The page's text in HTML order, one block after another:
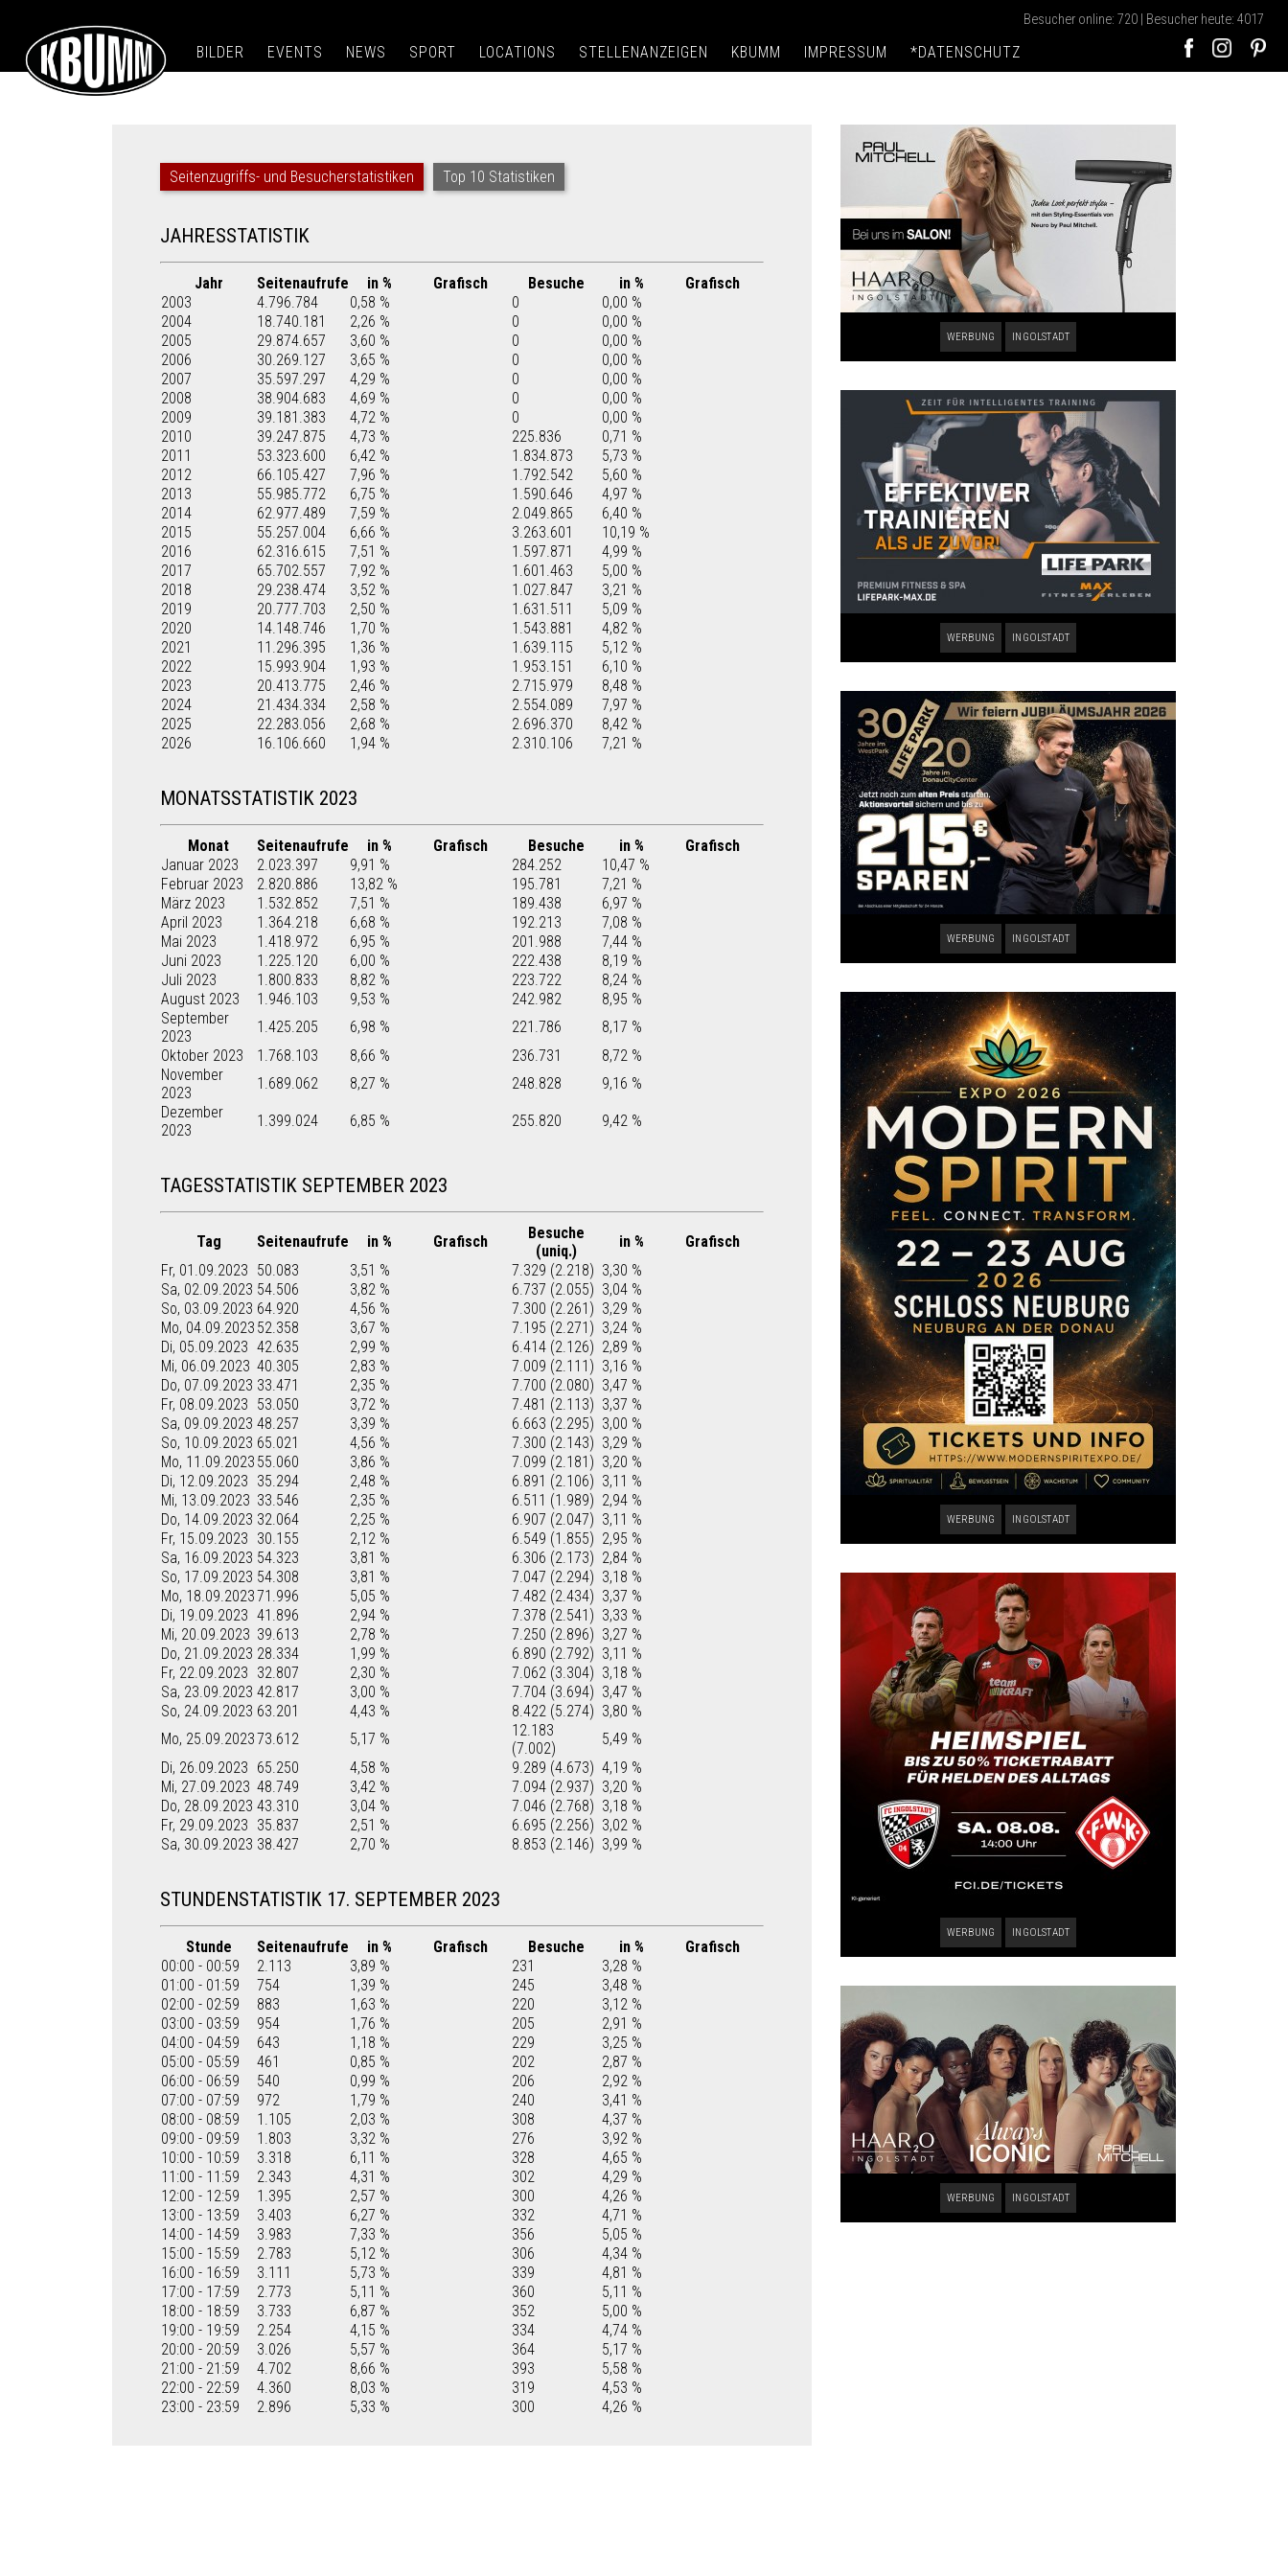
Besucher online: 720 | Besucher heute: 4017
BILDER EVENTS NEWS SPORT LOCATIONS STELLENANZEIGEN KBUMM IMPRESSUM *DATENSCHUTZ
Seitenzugriffs- und Besucherstatistiken Top 10 Statistiken
JAHRESSTATISTIK
Jahr Seitenaufrufe in % Grafisch Besuche in %
Grafisch
2003
4.796.784 0,58 % 0
0,00 %
2004
18.740.181 2,26 % 0
0,00 %
2005
29.874.657 3,60 % 0
0,00 %
2006
30.269.127 3,65 % 0
0,00 %
2007
35.597.297 4,29 % 0
0,00 %
2008
38.904.683 4,69 % 0
0,00 %
2009
39.181.383 4,72 % 0
0,00 %
2010
39.247.875 4,73 % 225.836
0,71 %
2011
53.323.600 6,42 % 1.834.873
5,73 %
2012
66.105.427 7,96 % 1.792.542
5,60 %
2013
55.985.772 6,75 % 1.590.646
4,97 %
2014
62.977.489 7,59 % 2.049.865
6,40 %
2015
55.257.004 6,66 % 3.263.601
10,19 %
2016
62.316.615 7,51 % 1.597.871
4,99 %
2017
65.702.557 7,92 % 1.601.463
5,00 %
2018
29.238.474 3,52 % 1.027.847
3,21 %
2019
20.777.703 2,50 % 1.631.511
5,09 %
2020
14.148.746 1,70 % 1.543.881
4,82 %
2021
11.296.395 1,36 % 1.639.115
5,12 %
2022
15.993.904 1,93 % 1.953.151
6,10 %
2023
20.413.775 2,46 % 2.715.979
8,48 %
2024
21.434.334 2,58 % 2.554.089
7,97 %
2025
22.283.056 2,68 % 2.696.370
8,42 %
2026
16.106.660 1,94 % 2.310.106 7,21 %
MONATSSTATISTIK 2023
Monat Seitenaufrufe in % Grafisch Besuche in %
Grafisch
Januar 2023
2.023.397 9,91 % 284.252
10,47 %
Februar 2023
2.820.886 13,82 % 195.781
7,21 %
März 2023
1.532.852 7,51 % 189.438
6,97 %
April 2023
1.364.218 6,68 % 192.213
7,08 %
Mai 2023
1.418.972 6,95 % 201.988
7,44 %
Juni 2023
1.225.120 6,00 % 222.438
8,19 %
Juli 2023
1.800.833 8,82 % 223.722
8,24 %
August 2023
1.946.103 9,53 % 242.982
8,95 %
September
2023
1.425.205 6,98 % 221.786
8,17 %
Oktober 2023
1.768.103 8,66 % 236.731
8,72 %
November
2023
1.689.062 8,27 % 248.828
9,16 %
Dezember
2023
1.399.024 6,85 % 255.820 9,42 %
TAGESSTATISTIK SEPTEMBER 2023
Tag Seitenaufrufe in % Grafisch
Besuche
(uniq.)
in %
Grafisch
Fr, 01.09.2023 50.083 3,51 % 7.329 (2.218) 3,30 %
Sa, 02.09.2023 54.506 3,82 % 6.737 (2.055) 3,04 %
So, 03.09.2023 64.920 4,56 % 7.300 (2.261) 3,29 %
Mo, 04.09.2023 52.358 3,67 % 7.195 (2.271) 3,24 %
Di, 05.09.2023 42.635 2,99 % 6.414 (2.126) 2,89 %
Mi, 06.09.2023 40.305 2,83 % 7.009 (2.111) 3,16 %
Do, 07.09.2023 33.471 2,35 % 7.700 (2.080) 3,47 %
Fr, 08.09.2023 53.050 3,72 % 7.481 (2.113) 3,37 %
Sa, 09.09.2023 48.257 3,39 % 6.663 (2.295) 3,00 %
So, 10.09.2023 65.021 4,56 % 7.300 (2.143) 3,29 %
Mo, 11.09.2023 55.060 3,86 % 7.099 (2.181) 3,20 %
Di, 12.09.2023 35.294 2,48 % 6.891 (2.106) 3,11 %
Mi, 13.09.2023 33.546 2,35 % 6.511 (1.989) 2,94 %
Do, 14.09.2023 32.064 2,25 % 6.907 (2.047) 3,11 %
Fr, 15.09.2023 30.155 2,12 % 6.549 (1.855) 2,95 %
Sa, 16.09.2023 54.323 3,81 % 6.306 (2.173) 2,84 %
So, 17.09.2023 54.308 3,81 % 7.047 (2.294) 3,18 %
Mo, 18.09.202371.996 5,05 % 7.482 (2.434) 3,37 %
Di, 19.09.2023 41.896 2,94 % 7.378 (2.541) 3,33 %
Mi, 20.09.2023 39.613 2,78 % 7.250 (2.896) 3,27 %
Do, 21.09.2023 28.334 1,99 % 6.890 (2.792) 3,11 %
Fr, 22.09.2023 32.807 2,30 % 7.062 (3.304) 3,18 %
Sa, 23.09.2023 42.817 3,00 % 7.704 (3.694) 3,47 %
So, 24.09.2023 63.201 4,43 % 8.422 (5.274) 3,80 %
Mo, 25.09.202373.612 5,17 %
12.183
(7.002)
5,49 %
Di, 26.09.2023 65.250 4,58 % 9.289 (4.673) 4,19 %
Mi, 27.09.2023 48.749 3,42 % 7.094 (2.937) 3,20 %
Do, 28.09.2023 43.310 3,04 % 7.046 (2.768) 3,18 %
Fr, 29.09.2023 35.837 2,51 % 6.695 (2.256) 3,02 %
Sa, 30.09.2023 38.427 2,70 % 8.853 (2.146) 3,99 %
STUNDENSTATISTIK 17. SEPTEMBER 2023
Stunde Seitenaufrufe in % Grafisch Besuche in %
Grafisch
00:00 - 00:59
2.113 3,89 % 231
3,28 %
01:00 - 01:59
754 1,39 % 245
3,48 %
02:00 - 02:59
883 1,63 % 220
3,12 %
03:00 - 03:59
954 1,76 % 205
2,91 %
04:00 - 04:59
643 1,18 % 229
3,25 %
05:00 - 05:59
461 0,85 % 202
2,87 %
06:00 - 06:59
540 0,99 % 206
2,92 %
07:00 - 07:59
972 1,79 % 240
3,41 %
08:00 - 08:59
1.105 2,03 % 308
4,37 %
09:00 - 09:59
1.803 3,32 % 276
3,92 %
10:00 - 10:59
3.318 6,11 % 328
4,65 %
11:00 - 11:59
2.343 4,31 % 302
4,29 %
12:00 - 12:59
1.395 2,57 % 300
4,26 %
13:00 - 13:59
3.403 6,27 % 332
4,71 %
14:00 - 14:59
3.983 7,33 % 356
5,05 %
15:00 - 15:59
2.783 5,12 % 306
4,34 %
16:00 - 16:59
3.111 5,73 % 339
4,81 %
17:00 - 17:59
2.773 5,11 % 360
5,11 %
18:00 - 18:59
3.733 6,87 % 352
5,00 %
19:00 - 19:59
2.254 4,15 % 334
4,74 %
20:00 - 20:59
3.026 5,57 % 364
5,17 %
21:00 - 21:59
4.702 8,66 % 393
5,58 %
22:00 - 22:59
4.360 8,03 % 319
4,53 %
23:00 - 23:59
2.896 5,33 % 300 4,26 %
WERBUNG INGOLSTADT
WERBUNG INGOLSTADT
WERBUNG INGOLSTADT
WERBUNG INGOLSTADT
WERBUNG INGOLSTADT
WERBUNG INGOLSTADT